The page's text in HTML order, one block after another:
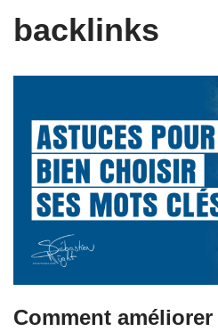
backlinks
Comment améliorer